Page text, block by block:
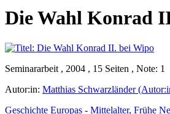
Die Wahl Konrad
Seminararbeit , 2004 , 15 Seiten , Note: 1
Autor:in: Matthias Schwarzländer
Geschichte Europas - Mittelalter, Frühe